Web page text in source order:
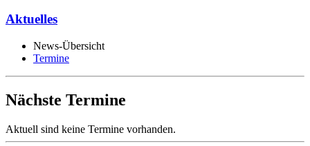
Aktuelles
News-Übersicht
Termine
Nächste Termine
Aktuell sind keine Termine vorhanden.